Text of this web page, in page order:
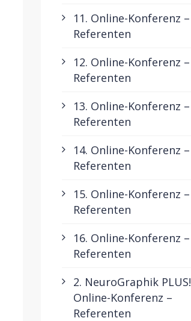
11. Online-Konferenz –
Referenten
12. Online-Konferenz –
Referenten
13. Online-Konferenz –
Referenten
14. Online-Konferenz –
Referenten
15. Online-Konferenz –
Referenten
16. Online-Konferenz –
Referenten
2. NeuroGraphik PLUS!
Online-Konferenz –
Referenten